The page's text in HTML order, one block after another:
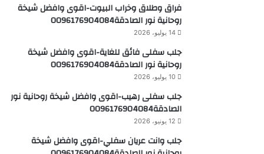
فراق وطلاق وخراب البيوت-اقوى وافضل شيخة
روحانية نور الصادقة0096176904084
14 يوليو، 2026
جلب سفلى فائق للغاية-اقوى وافضل شيخة
روحانية نور الصادقة0096176904084
10 يوليو، 2026
جلب سفلى رهيب-اقوى وافضل شيخة روحانية نور
الصادقة0096176904084
12 يونيو، 2026
جلب وانت عريان سفلي-اقوى وافضل شيخة